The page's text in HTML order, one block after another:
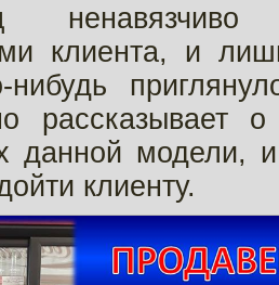
клиента, и
нибудь
рассказывает
данной модели,
клиенту.